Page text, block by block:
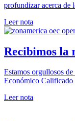
profundizar acerca de
Leer nota
Recibimos la
Estamos orgullosos
Económico Calificado
Leer nota